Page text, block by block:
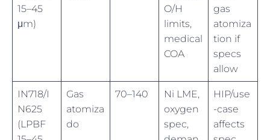
15–45
μm)
O/H
limits,
medical
COA
gas
atomiza
tion if
specs
allow
IN718/I
N625
(LPBF
Gas
atomiza
do
70–140
Ni LME,
oxygen
spec,
HIP/use
-case
affects